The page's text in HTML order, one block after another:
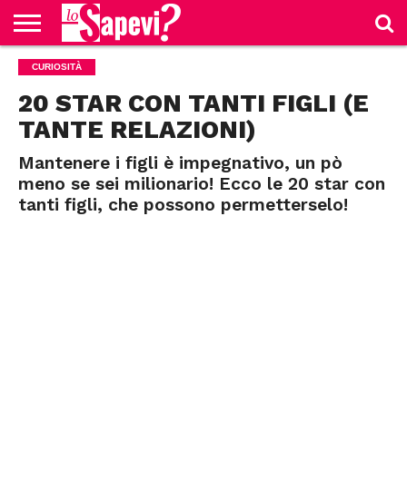
CURIOSITÀ
BENESSERE
GOSSIP
PRODOTTI
NEWS
CASA E
CURIOSITÀ
20 STAR CON TANTI FIGLI (E
TANTE RELAZIONI)
Mantenere i figli è impegnativo, un pò
meno se sei milionario! Ecco le 20 star con
tanti figli, che possono permetterselo!